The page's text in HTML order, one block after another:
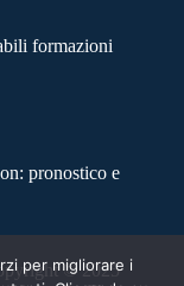
formazioni
pronostico e
© 2025
per migliorare i